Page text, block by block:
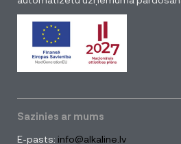
Sazinies ar mums
E-pasts: info@alkaline.lv